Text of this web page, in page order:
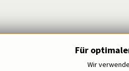
Für
Wir